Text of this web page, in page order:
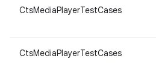
CtsMediaPlayerTestCases
CtsMediaPlayerTestCases